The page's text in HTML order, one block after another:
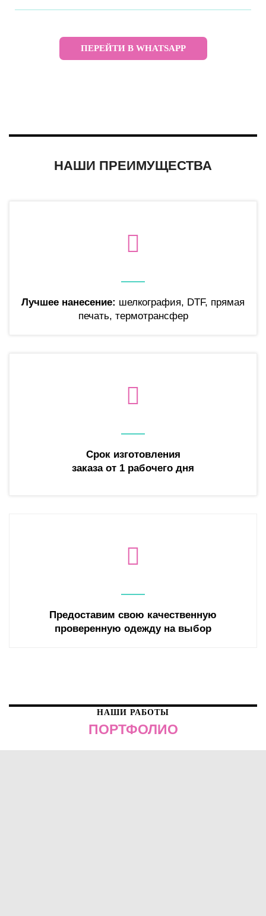
ПЕРЕЙТИ В WHATSAPP
НАШИ ПРЕИМУЩЕСТВА
Лучшее нанесение: шелкография, DTF, прямая
печать, термотрансфер
Срок изготовления
заказа от 1 рабочего дня
Предоставим свою качественную
проверенную одежду на выбор
НАШИ РАБОТЫ
ПОРТФОЛИО